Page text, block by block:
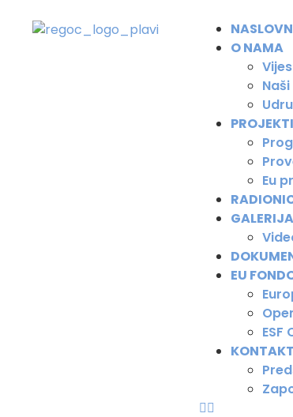
O NAMA
PROJEKTI
Eu
GALERIJA
EU
KONTAKT